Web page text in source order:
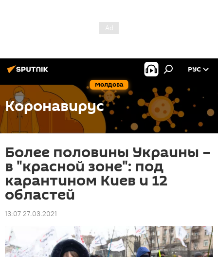
Молдова
РУС
Коронавирус
Более половины Украины –
в "красной зоне": под
карантином Киев и 12
областей
13:07 27.03.2021